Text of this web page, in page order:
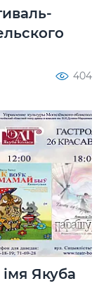
404
імя Якуба